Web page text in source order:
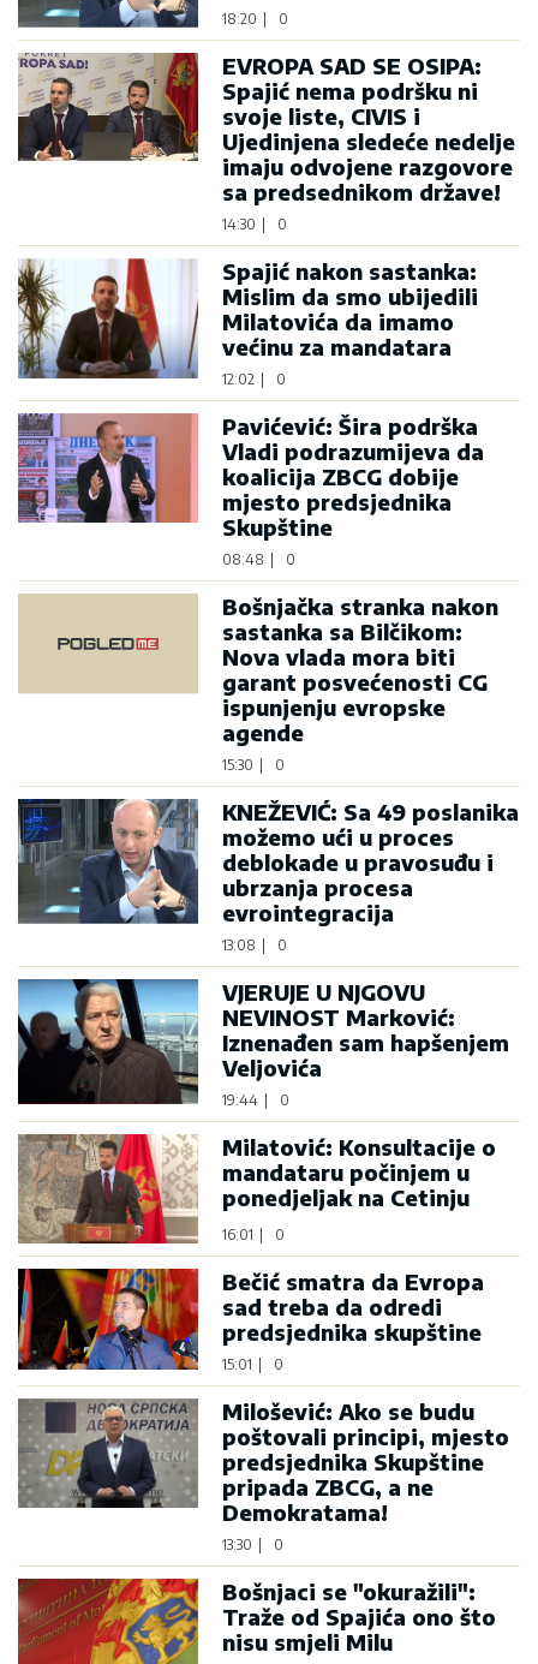
18:20 0
EVROPA SAD SE OSIPA:
Spajić nema podršku ni
svoje liste, CIVIS i
Ujedinjena sledeće nedelje
imaju odvojene razgovore
sa predsednikom države!
14:30 0
Spajić nakon sastanka:
Mislim da smo ubijedili
Milatovića da imamo
većinu za mandatara
12:02 0
Pavićević: Šira podrška
Vladi podrazumijeva da
koalicija ZBCG dobije
mjesto predsjednika
Skupštine
08:48 0
Bošnjačka stranka nakon
sastanka sa Bilčikom:
Nova vlada mora biti
garant posvećenosti CG
ispunjenju evropske
agende
15:30 0
KNEŽEVIĆ: Sa 49 poslanika
možemo ući u proces
deblokade u pravosuđu i
ubrzanja procesa
evrointegracija
13:08 0
VJERUJE U NJGOVU
NEVINOST Marković:
Iznenađen sam hapšenjem
Veljovića
19:44 0
Milatović: Konsultacije o
mandataru počinjem u
ponedjeljak na Cetinju
16:01 0
Bečić smatra da Evropa
sad treba da odredi
predsjednika skupštine
15:01 0
Milošević: Ako se budu
poštovali principi, mjesto
predsjednika Skupštine
pripada ZBCG, a ne
Demokratama!
13:30 0
Bošnjaci se "okuražili":
Traže od Spajića ono što
nisu smjeli Milu